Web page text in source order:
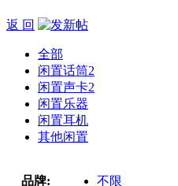
返 回
全部
闲置话筒2
闲置声卡2
闲置乐器
闲置耳机
其他闲置
品牌: 不限